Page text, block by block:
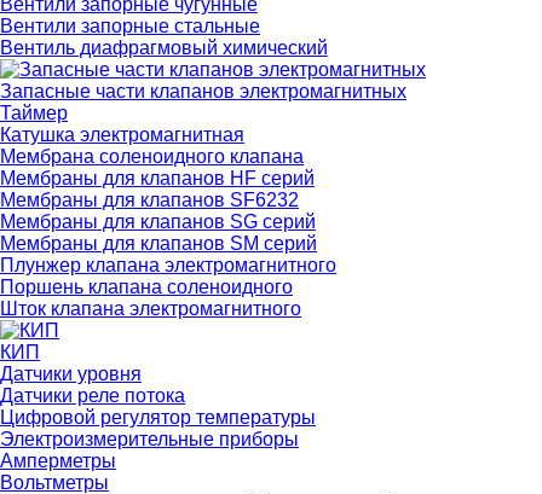
Вентили запорные стальные
Вентиль диафрагмовый химический
Запасные части клапанов электромагнитных
Таймер
Катушка электромагнитная
Мембрана соленоидного клапана
Мембраны для клапанов HF серий
Мембраны для клапанов SF6232
Мембраны для клапанов SG серий
Мембраны для клапанов SM серий
Плунжер клапана электромагнитного
Поршень клапана соленоидного
Шток клапана электромагнитного
КИП
Датчики уровня
Датчики реле потока
Цифровой регулятор температуры
Электроизмерительные приборы
Амперметры
Вольтметры